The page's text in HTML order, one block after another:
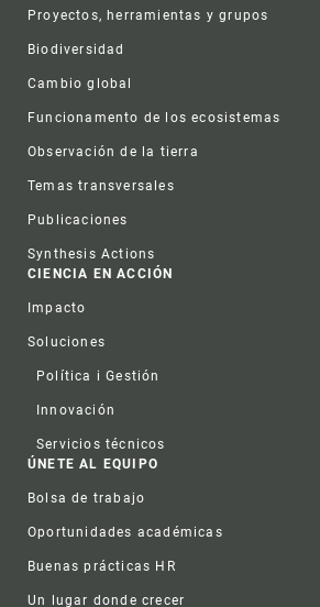
Proyectos, herramientas y grupos
Biodiversidad
Cambio global
Funcionamento de los ecosistemas
Observación de la tierra
Temas transversales
Publicaciones
Synthesis Actions
CIENCIA EN ACCIÓN
Impacto
Soluciones
Política i Gestión
Innovación
Servicios técnicos
ÚNETE AL EQUIPO
Bolsa de trabajo
Oportunidades académicas
Buenas prácticas HR
Un lugar donde crecer